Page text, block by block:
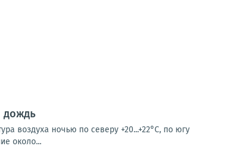
дождь
воздуха ночью по северу +20...+22°С, по югу
около...